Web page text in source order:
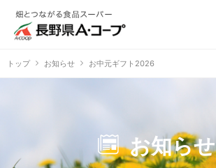
トップ お知らせ お中元ギフト2026
お知らせ